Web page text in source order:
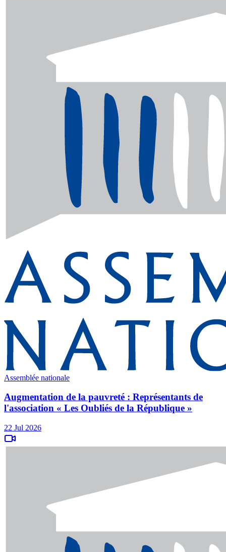
Assemblée nationale
Augmentation de la pauvreté : Représentants de
l'association « Les Oubliés de la République »
22 Jul 2026